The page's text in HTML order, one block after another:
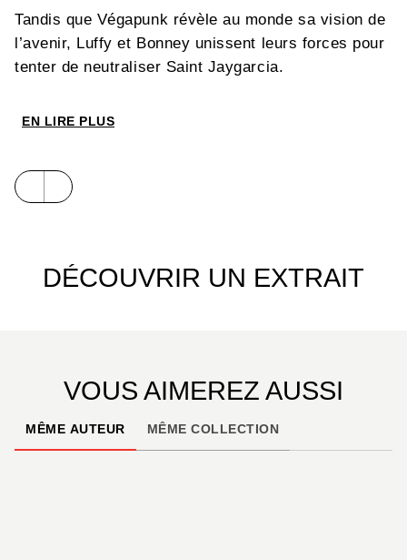
Tandis que Végapunk révèle au monde sa vision de
l’avenir, Luffy et Bonney unissent leurs forces pour
tenter de neutraliser Saint Jaygarcia.
EN LIRE PLUS
DÉCOUVRIR UN EXTRAIT
VOUS AIMEREZ AUSSI
MÊME AUTEUR MÊME COLLECTION